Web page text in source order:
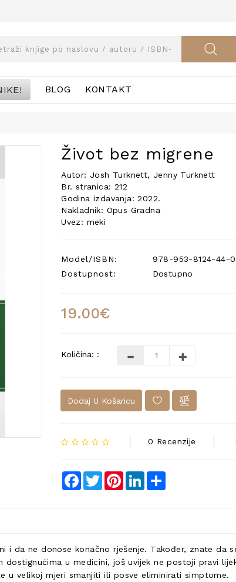
BLOG KONTAKT
Život bez migrene
Autor: Josh Turknett, Jenny Turknett
Br. stranica: 212
Godina izdavanja: 2022.
Nakladnik: Opus Gradna
Uvez: meki
Model/ISBN:
978-953-8124-44-0
Dostupnost:
Dostupno
19.00€
Količina: :
Dodaj U Košaricu
0 Recenzije
Facebook
TwitterPinterestLinkedIn
i da ne donose konačno rješenje. Također, znate da
u medicini, još uvijek ne postoji pravi
u velikoj mjeri smanjiti ili posve eliminirati simptome.